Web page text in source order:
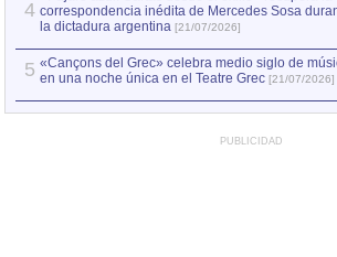
4 correspondencia inédita de Mercedes Sosa
la dictadura argentina [21/07/2026]
5 «Cançons del Grec» celebra medio siglo de
en una noche única en el Teatre Grec [21/07/2026]
PUBLICIDAD